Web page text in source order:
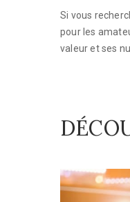
Si vous
pour les
valeur et ses